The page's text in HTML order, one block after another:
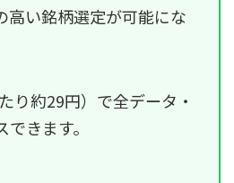
高い銘柄選定が可能にな
り約29円）で全データ・
きます。